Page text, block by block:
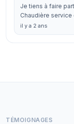
Je tiens à faire
Chaudière
il y a 2 ans
TÉMOIGNAGES